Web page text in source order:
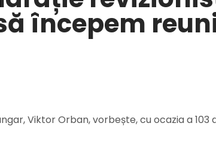
începem
Viktor Orban, vorbește, cu ocazia a 103